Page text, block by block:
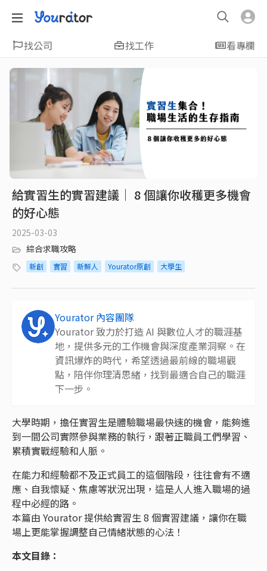
找公司 找工作 看專欄
給實習生的實習建議｜ 8 個讓你收穫更多機會
的好心態
2025-03-03
綜合求職攻略
新創 實習 新鮮人 Yourator原創 大學生
Yourator 內容團隊
Yourator 致力於打造 AI 與數位人才的職涯基
地，提供多元的工作機會與深度產業洞察。在
資訊爆炸的時代，希望透過最前線的職場觀
點，陪伴你理清思緒，找到最適合自己的職涯
下一步。
大學時期，擔任實習生是體驗職場最快速的機會，能夠進
到一間公司實際參與業務的執行，跟著正職員工們學習、
累積實戰經驗和人脈。
在能力和經驗都不及正式員工的這個階段，往往會有不適
應、自我懷疑、焦慮等狀況出現，這是人人進入職場的過
程中必經的路。
本篇由 Yourator 提供給實習生 8 個實習建議，讓你在職
場上更能掌握調整自己情緒狀態的心法！
本文目錄：